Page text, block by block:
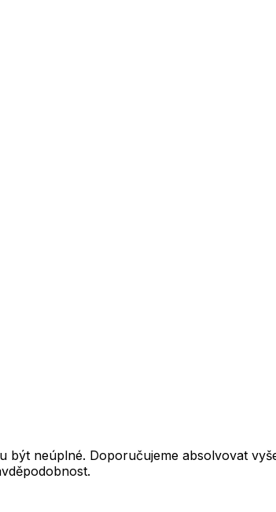
být neúplné. Doporučujeme absolvovat